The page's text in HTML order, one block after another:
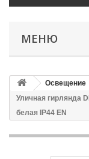
МЕНЮ
Освещение
Уличная гирлянда
белая IP44 EN